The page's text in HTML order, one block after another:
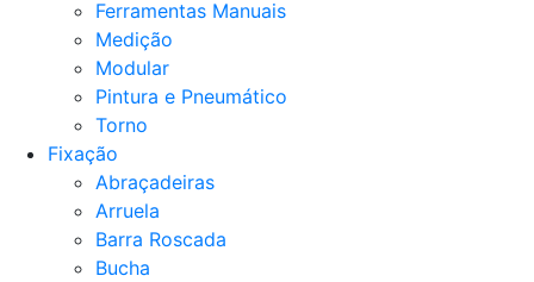
Ferramentas Manuais
Medição
Modular
Pintura e Pneumático
Torno
Fixação
Abraçadeiras
Arruela
Barra Roscada
Bucha